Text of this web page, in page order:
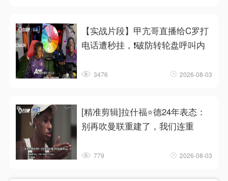
【实战片段】甲亢哥直播给C罗打
电话遭秒挂，❗破防转轮盘呼叫内
3476 2026-08-03
[精准剪辑]拉什福⭐德24年表态：
别再吹曼联重建了，我们连重
779 2026-08-03